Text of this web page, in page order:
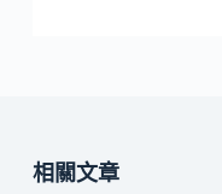
相關文章